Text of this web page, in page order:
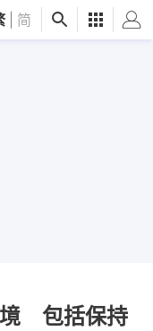
简
境 包括保持